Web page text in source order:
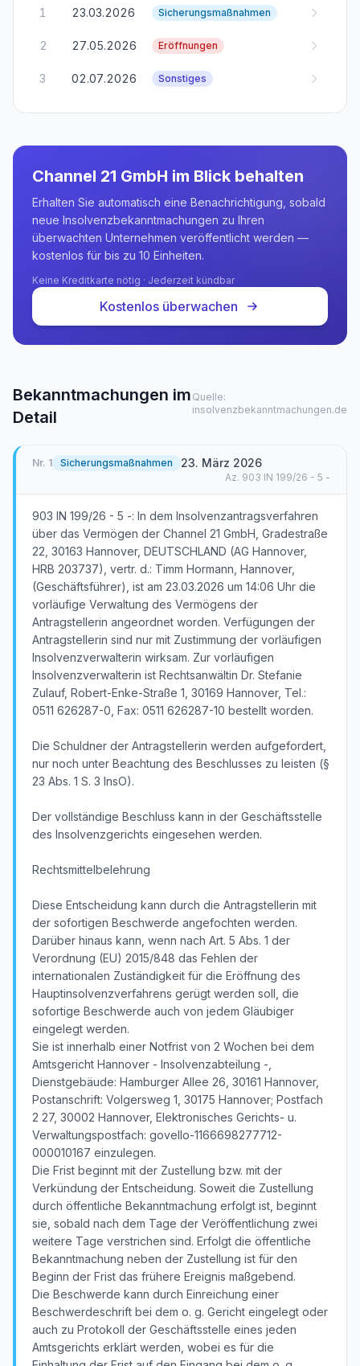
1 23.03.2026 Sicherungsmaßnahmen
2 27.05.2026 Eröffnungen
3 02.07.2026 Sonstiges
Channel 21 GmbH im Blick behalten
Erhalten Sie automatisch eine Benachrichtigung, sobald
neue Insolvenzbekanntmachungen zu Ihren
überwachten Unternehmen veröffentlicht werden —
kostenlos für bis zu 10 Einheiten.
Keine Kreditkarte nötig · Jederzeit kündbar
Kostenlos überwachen
Bekanntmachungen im
Detail
Quelle:
insolvenzbekanntmachungen.de
Nr. 1 Sicherungsmaßnahmen 23. März 2026
Az. 903 IN 199/26 - 5 -
903 IN 199/26 - 5 -: In dem Insolvenzantragsverfahren
über das Vermögen der Channel 21 GmbH, Gradestraße
22, 30163 Hannover, DEUTSCHLAND (AG Hannover,
HRB 203737), vertr. d.: Timm Hormann, Hannover,
(Geschäftsführer), ist am 23.03.2026 um 14:06 Uhr die
vorläufige Verwaltung des Vermögens der
Antragstellerin angeordnet worden. Verfügungen der
Antragstellerin sind nur mit Zustimmung der vorläufigen
Insolvenzverwalterin wirksam. Zur vorläufigen
Insolvenzverwalterin ist Rechtsanwältin Dr. Stefanie
Zulauf, Robert-Enke-Straße 1, 30169 Hannover, Tel.:
0511 626287-0, Fax: 0511 626287-10 bestellt worden.
Die Schuldner der Antragstellerin werden aufgefordert,
nur noch unter Beachtung des Beschlusses zu leisten (§
23 Abs. 1 S. 3 InsO).
Der vollständige Beschluss kann in der Geschäftsstelle
des Insolvenzgerichts eingesehen werden.
Rechtsmittelbelehrung
Diese Entscheidung kann durch die Antragstellerin mit
der sofortigen Beschwerde angefochten werden.
Darüber hinaus kann, wenn nach Art. 5 Abs. 1 der
Verordnung (EU) 2015/848 das Fehlen der
internationalen Zuständigkeit für die Eröffnung des
Hauptinsolvenzverfahrens gerügt werden soll, die
sofortige Beschwerde auch von jedem Gläubiger
eingelegt werden.
Sie ist innerhalb einer Notfrist von 2 Wochen bei dem
Amtsgericht Hannover - Insolvenzabteilung -,
Dienstgebäude: Hamburger Allee 26, 30161 Hannover,
Postanschrift: Volgersweg 1, 30175 Hannover; Postfach
2 27, 30002 Hannover, Elektronisches Gerichts- u.
Verwaltungspostfach: govello-1166698277712-
000010167 einzulegen.
Die Frist beginnt mit der Zustellung bzw. mit der
Verkündung der Entscheidung. Soweit die Zustellung
durch öffentliche Bekanntmachung erfolgt ist, beginnt
sie, sobald nach dem Tage der Veröffentlichung zwei
weitere Tage verstrichen sind. Erfolgt die öffentliche
Bekanntmachung neben der Zustellung ist für den
Beginn der Frist das frühere Ereignis maßgebend.
Die Beschwerde kann durch Einreichung einer
Beschwerdeschrift bei dem o. g. Gericht eingelegt oder
auch zu Protokoll der Geschäftsstelle eines jeden
Amtsgerichts erklärt werden, wobei es für die